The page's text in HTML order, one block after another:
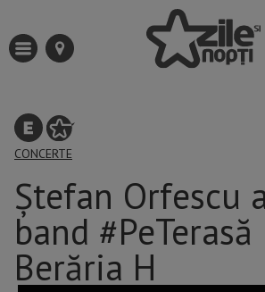
CONCERTE
Ştefan Orfescu
band #PeTerasă
Berăria H